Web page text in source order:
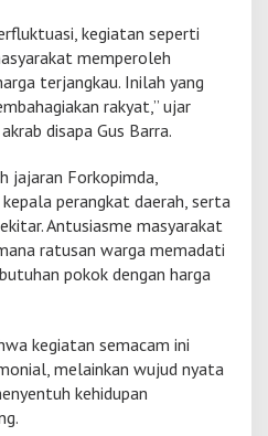
kegiatan seperti
memperoleh
terjangkau. Inilah yang
rakyat,” ujar
disapa Gus Barra.
jajaran Forkopimda,
perangkat daerah, serta
Antusiasme masyarakat
ratusan warga memadati
pokok dengan harga
kegiatan semacam ini
melainkan wujud nyata
kehidupan